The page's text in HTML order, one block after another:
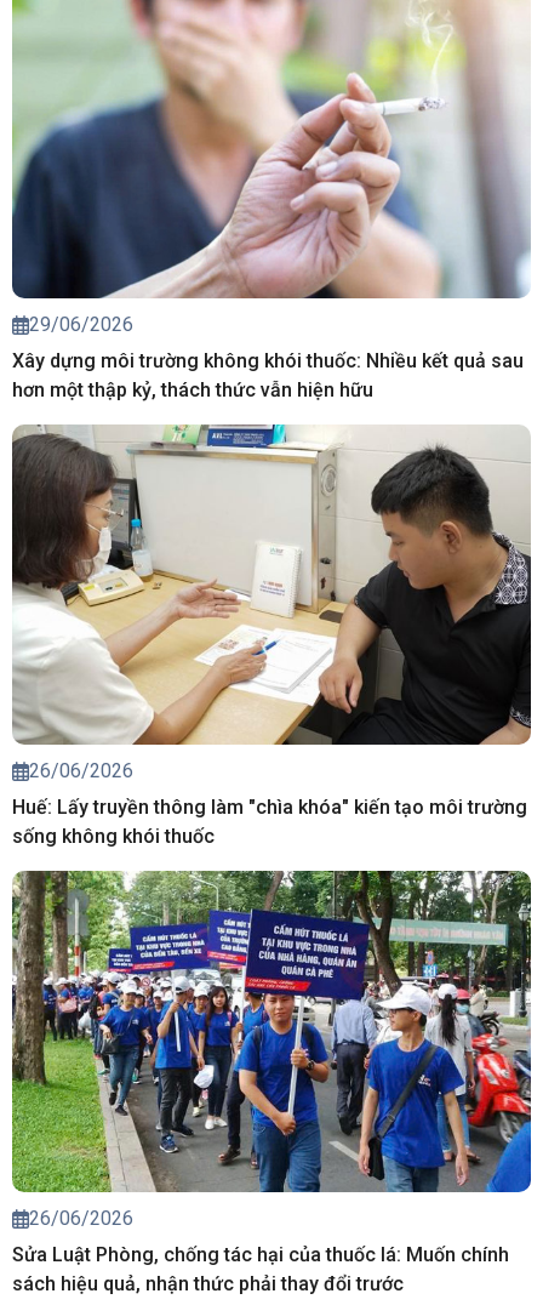
29/06/2026
Xây dựng môi trường không khói thuốc: Nhiều kết quả sau
hơn một thập kỷ, thách thức vẫn hiện hữu
26/06/2026
Huế: Lấy truyền thông làm "chìa khóa" kiến tạo môi trường
sống không khói thuốc
26/06/2026
Sửa Luật Phòng, chống tác hại của thuốc lá: Muốn chính
sách hiệu quả, nhận thức phải thay đổi trước